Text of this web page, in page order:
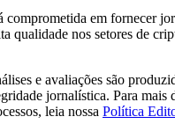
comprometida em fornecer
qualidade nos setores de
e avaliações são
jornalística. Para mais
leia nossa Política